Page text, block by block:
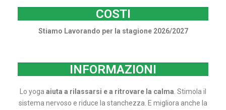
COSTI
Stiamo Lavorando per la stagione 2026/2027
INFORMAZIONI
Lo yoga aiuta a rilassarsi e a ritrovare la calma . Stimola il
sistema nervoso e riduce la stanchezza. E migliora anche la